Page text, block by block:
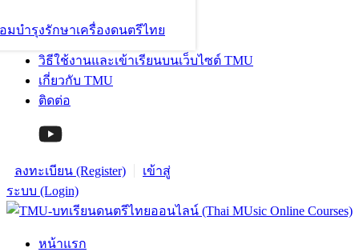
มบำรุงรักษาเครื่องดนตรีไทย
วิธีใช้งานและเข้าเรียนบนเว็บไซต์ TMU
เกี่ยวกับ TMU
ติดต่อ
ลงทะเบียน (Register)
เข้าสู่
ระบบ (Login)
หน้าแรก